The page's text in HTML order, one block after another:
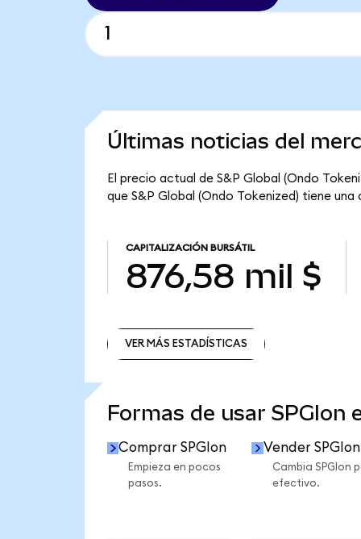
Últimas noticias del
El precio actual de S&P Global (Ondo
que S&P Global (Ondo Tokenized) tiene
CAPITALIZACIÓN BURSÁTIL
876,58 mil $
VER MÁS ESTADÍSTICAS
Formas de usar SPGIon
Comprar SPGIon
Empieza en pocos
pasos.
Vender SPGIon
Cambia SPGIon
efectivo.